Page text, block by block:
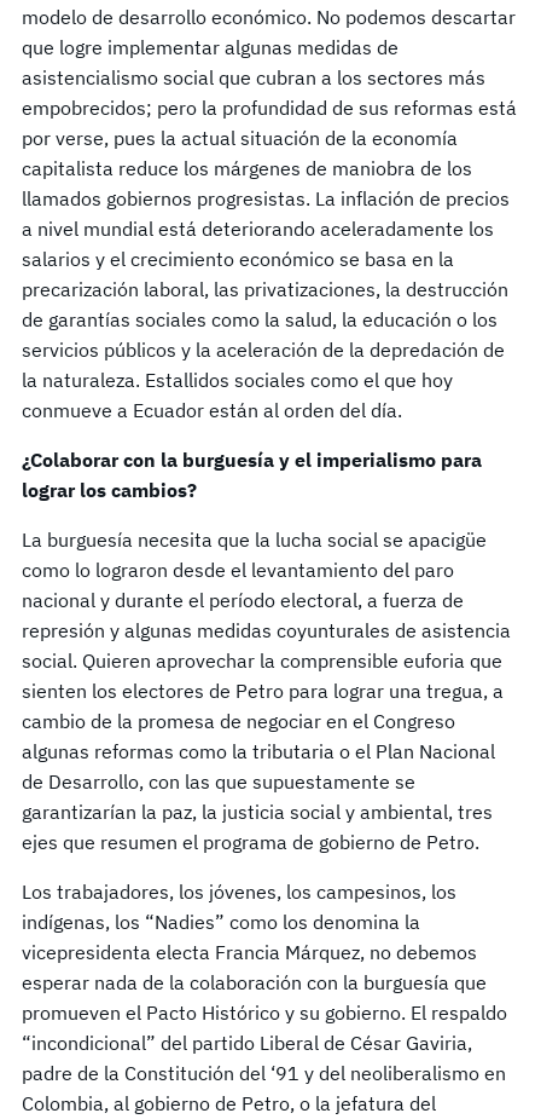
modelo de desarrollo económico. No podemos descartar
que logre implementar algunas medidas de
asistencialismo social que cubran a los sectores más
empobrecidos; pero la profundidad de sus reformas está
por verse, pues la actual situación de la economía
capitalista reduce los márgenes de maniobra de los
llamados gobiernos progresistas. La inflación de precios
a nivel mundial está deteriorando aceleradamente los
salarios y el crecimiento económico se basa en la
precarización laboral, las privatizaciones, la destrucción
de garantías sociales como la salud, la educación o los
servicios públicos y la aceleración de la depredación de
la naturaleza. Estallidos sociales como el que hoy
conmueve a Ecuador están al orden del día.
¿Colaborar con la burguesía y el imperialismo para
lograr los cambios?
La burguesía necesita que la lucha social se apacigüe
como lo lograron desde el levantamiento del paro
nacional y durante el período electoral, a fuerza de
represión y algunas medidas coyunturales de asistencia
social. Quieren aprovechar la comprensible euforia que
sienten los electores de Petro para lograr una tregua, a
cambio de la promesa de negociar en el Congreso
algunas reformas como la tributaria o el Plan Nacional
de Desarrollo, con las que supuestamente se
garantizarían la paz, la justicia social y ambiental, tres
ejes que resumen el programa de gobierno de Petro.
Los trabajadores, los jóvenes, los campesinos, los
indígenas, los “Nadies” como los denomina la
vicepresidenta electa Francia Márquez, no debemos
esperar nada de la colaboración con la burguesía que
promueven el Pacto Histórico y su gobierno. El respaldo
“incondicional” del partido Liberal de César Gaviria,
padre de la Constitución del ‘91 y del neoliberalismo en
Colombia, al gobierno de Petro, o la jefatura del